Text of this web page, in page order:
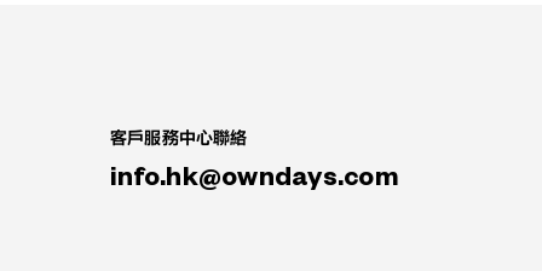
客戶服務中心聯絡
info.hk@owndays.com